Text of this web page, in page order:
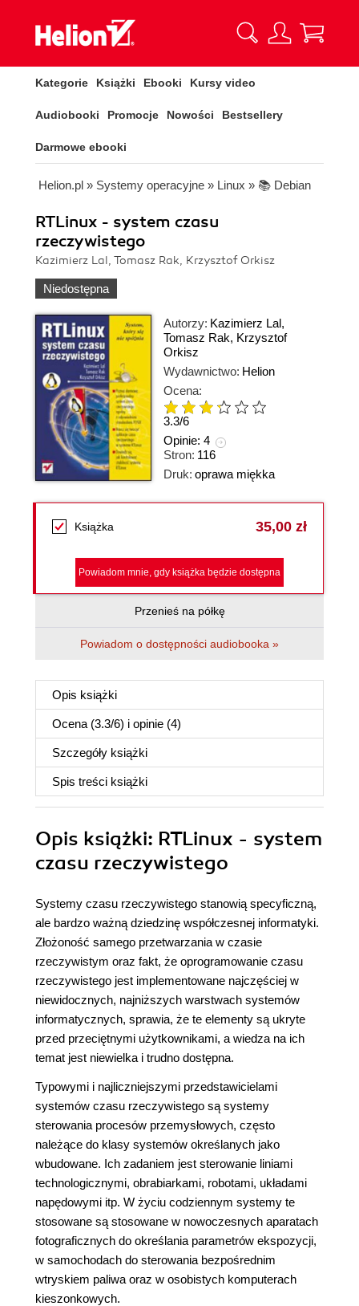
Kategorie Książki Ebooki Kursy video
Audiobooki Promocje Nowości Bestsellery
Darmowe ebooki
Helion.pl » Systemy operacyjne » Linux » 📚 Debian
RTLinux - system czasu
rzeczywistego
Kazimierz Lal, Tomasz Rak, Krzysztof Orkisz
Niedostępna
Autorzy: Kazimierz Lal,
Tomasz Rak, Krzysztof
Orkisz
Wydawnictwo: Helion
Ocena:
3.3/6
Opinie: 4
Stron: 116
Druk: oprawa miękka
Książka 35,00 zł
Powiadom mnie, gdy książka będzie dostępna
Przenieś na półkę
Powiadom o dostępności audiobooka »
Opis książki
Ocena (3.3/6) i opinie (4)
Szczegóły książki
Spis treści książki
Opis książki: RTLinux - system
czasu rzeczywistego
Systemy czasu rzeczywistego stanowią specyficzną,
ale bardzo ważną dziedzinę współczesnej informatyki.
Złożoność samego przetwarzania w czasie
rzeczywistym oraz fakt, że oprogramowanie czasu
rzeczywistego jest implementowane najczęściej w
niewidocznych, najniższych warstwach systemów
informatycznych, sprawia, że te elementy są ukryte
przed przeciętnymi użytkownikami, a wiedza na ich
temat jest niewielka i trudno dostępna.
Typowymi i najliczniejszymi przedstawicielami
systemów czasu rzeczywistego są systemy
sterowania procesów przemysłowych, często
należące do klasy systemów określanych jako
wbudowane. Ich zadaniem jest sterowanie liniami
technologicznymi, obrabiarkami, robotami, układami
napędowymi itp. W życiu codziennym systemy te
stosowane są stosowane w nowoczesnych aparatach
fotograficznych do określania parametrów ekspozycji,
w samochodach do sterowania bezpośrednim
wtryskiem paliwa oraz w osobistych komputerach
kieszonkowych.